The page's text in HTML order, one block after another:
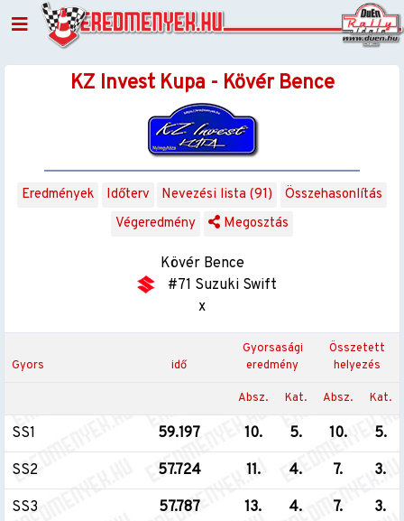
KZ Invest Kupa - Kövér Bence
Eredmények Időterv Nevezési lista (91)
Összehasonlítás
Végeredmény
Megosztás
Kövér Bence
#71 Suzuki Swift
x
Gyors idő
Gyorsasági
eredmény
Összetett
helyezés
Absz. Kat. Absz. Kat.
SS1 59.197 10. 5. 10. 5.
SS2 57.724 11. 4. 7. 3.
SS3 57.787 13. 4. 7. 3.